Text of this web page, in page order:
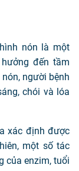
nón là một
đến tầm
người bệnh
chói và lóa
xác định được
một số tác
của enzim, tuổi